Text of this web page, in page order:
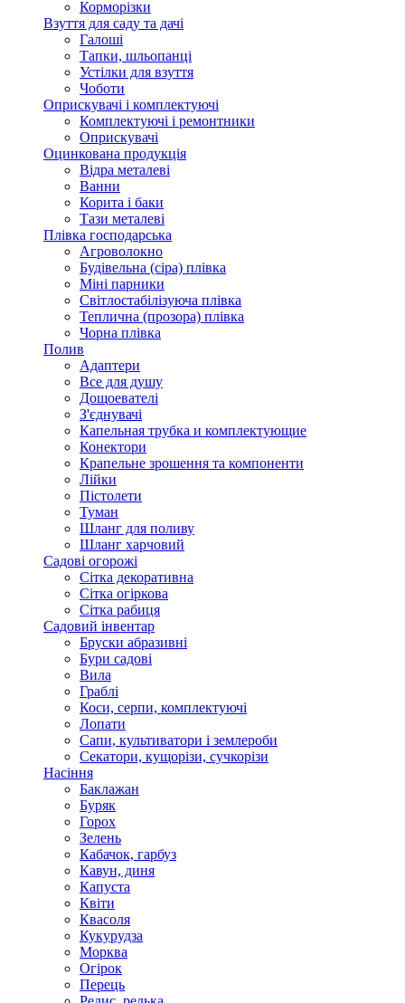
Корморізки
Взуття для саду та дачі
Галоші
Тапки, шльопанці
Устілки для взуття
Чоботи
Оприскувачі і комплектуючі
Комплектуючі і ремонтники
Оприскувачі
Оцинкована продукція
Відра металеві
Ванни
Корита і баки
Тази металеві
Плівка господарська
Агроволокно
Будівельна (сіра) плівка
Міні парники
Світлостабілізуюча плівка
Теплична (прозора) плівка
Чорна плівка
Полив
Адаптери
Все для душу
Дощоевателі
З'єднувачі
Капельная трубка и комплектующие
Конектори
Крапельне зрошення та компоненти
Лійки
Пістолети
Туман
Шланг для поливу
Шланг харчовий
Садові огорожі
Сітка декоративна
Сітка огіркова
Сітка рабиця
Садовий інвентар
Бруски абразивні
Бури садові
Вила
Граблі
Коси, серпи, комплектуючі
Лопати
Сапи, культиватори і землероби
Секатори, кущорізи, сучкорізи
Насіння
Баклажан
Буряк
Горох
Зелень
Кабачок, гарбуз
Кавун, диня
Капуста
Квіти
Квасоля
Кукурудза
Морква
Огірок
Перець